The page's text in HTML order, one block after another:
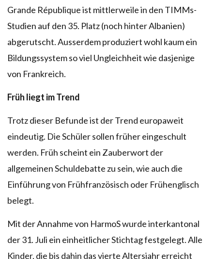
Grande République ist mittlerweile in den TIMMs-
Studien auf den 35. Platz (noch hinter Albanien)
abgerutscht. Ausserdem produziert wohl kaum ein
Bildungssystem so viel Ungleichheit wie dasjenige
von Frankreich.
Früh liegt im Trend
Trotz dieser Befunde ist der Trend europaweit
eindeutig. Die Schüler sollen früher eingeschult
werden. Früh scheint ein Zauberwort der
allgemeinen Schuldebatte zu sein, wie auch die
Einführung von Frühfranzösisch oder Frühenglisch
belegt.
Mit der Annahme von HarmoS wurde interkantonal
der 31. Juli ein einheitlicher Stichtag festgelegt. Alle
Kinder, die bis dahin das vierte Altersjahr erreicht